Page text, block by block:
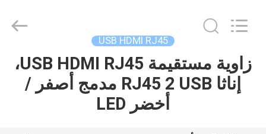
الصفحة
الرئيسية
Reserved.
Developed
USB HDMI RJ45
زاوية مستقيمة USB HDMI RJ45،
إناثا RJ45 2 USB مدمج أصفر /
أخضر LED